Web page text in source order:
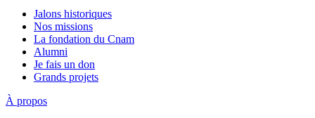
Jalons historiques
Nos missions
La fondation du Cnam
Alumni
Je fais un don
Grands projets
À propos